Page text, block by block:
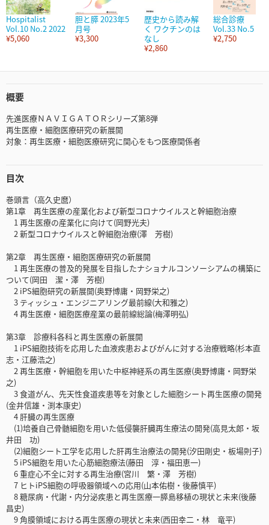
Hospitalist
Vol.10 No.2 2022
¥5,060
胆と膵 2023年5
月号
¥3,300
歴史から読み解
く ワクチンのは
なし
¥2,860
総合診療
Vol.33 No.5
¥2,750
概要
先進医療ＮＡＶＩＧＡＴＯＲシリーズ第8弾
再生医療・細胞医療研究の新展開
対象：再生医療・細胞医療研究に関心をもつ医療関係者
目次
巻頭言（高久史麿）
第1章 再生医療の産業化および新型コロナウイルスと幹細胞治療
1 再生医療の産業化に向けて(岡野光夫)
2 新型コロナウイルスと幹細胞治療(澤 芳樹)
第2章 再生医療・細胞医療研究の新展開
1 再生医療の普及的発展を目指したナショナルコンソーシアムの構築に
ついて(岡田 潔・澤 芳樹)
2 iPS細胞研究の新展開(奥野博庸・岡野栄之)
3 ティッシュ・エンジニアリング最前線(大和雅之)
4 再生医療・細胞医療産業の最前線総論(梅澤明弘)
第3章 診療科各科と再生医療の新展開
1 iPS細胞技術を応用した血液疾患およびがんに対する治療戦略(杉本直
志・江藤浩之)
2 再生医療・幹細胞を用いた中枢神経系の再生医療(奥野博庸・岡野栄
之)
3 食道がん、先天性食道疾患等を対象とした細胞シート再生医療の開発
(金井信雄・渕本康史)
4 肝臓の再生医療
(1)培養自己骨髄細胞を用いた低侵襲肝臓再生療法の開発(高見太郎・坂
井田 功)
(2)細胞シート工学を応用した肝再生治療法の開発(汐田剛史・板場則子)
5 iPS細胞を用いた心筋細胞療法(藤田 淳・福田恵一)
6 重症心不全に対する再生治療(宮川 繁・澤 芳樹)
7 ヒトiPS細胞の呼吸器領域への応用(山本佑樹・後藤慎平)
8 糖尿病・代謝・内分泌疾患と再生医療一膵島移植の現状と未来(後藤
昌史)
9 角膜領域における再生医療の現状と未来(西田幸二・林 竜平)